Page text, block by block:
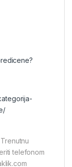
telefonom